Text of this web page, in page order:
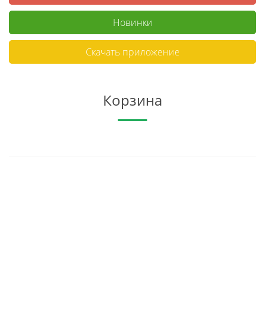
Новинки
Скачать приложение
Корзина